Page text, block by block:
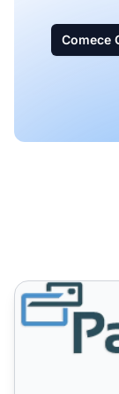
Comece
Paysite Cash